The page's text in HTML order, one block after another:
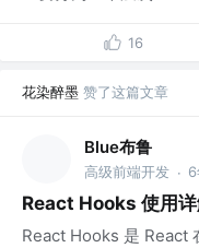
16
花染醉墨 赞了这篇文章
Blue布鲁
高级前端开发 ·
React Hooks 使用
React Hooks 是 React